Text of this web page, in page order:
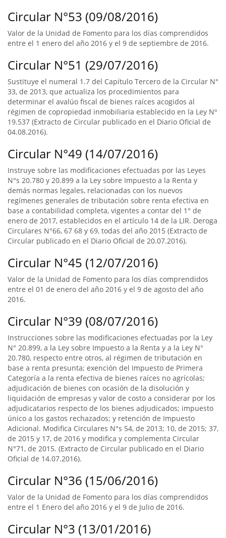
Circular N°53 (09/08/2016)
Valor de la Unidad de Fomento para los días comprendidos
entre el 1 enero del año 2016 y el 9 de septiembre de 2016.
Circular N°51 (29/07/2016)
Sustituye el numeral 1.7 del Capítulo Tercero de la Circular N°
33, de 2013, que actualiza los procedimientos para
determinar el avalúo fiscal de bienes raíces acogidos al
régimen de copropiedad inmobiliaria establecido en la Ley Nº
19.537 (Extracto de Circular publicado en el Diario Oficial de
04.08.2016).
Circular N°49 (14/07/2016)
Instruye sobre las modificaciones efectuadas por las Leyes
N°s 20.780 y 20.899 a la Ley sobre Impuesto a la Renta y
demás normas legales, relacionadas con los nuevos
regímenes generales de tributación sobre renta efectiva en
base a contabilidad completa, vigentes a contar del 1° de
enero de 2017, establecidos en el artículo 14 de la LIR. Deroga
Circulares N°66, 67 68 y 69, todas del año 2015 (Extracto de
Circular publicado en el Diario Oficial de 20.07.2016).
Circular N°45 (12/07/2016)
Valor de la Unidad de Fomento para los días comprendidos
entre el 01 de enero del año 2016 y el 9 de agosto del año
2016.
Circular N°39 (08/07/2016)
Instrucciones sobre las modificaciones efectuadas por la Ley
N° 20.899, a la Ley sobre Impuesto a la Renta y a la Ley N°
20.780, respecto entre otros, al régimen de tributación en
base a renta presunta; exención del Impuesto de Primera
Categoría a la renta efectiva de bienes raíces no agrícolas;
adjudicación de bienes con ocasión de la disolución y
liquidación de empresas y valor de costo a considerar por los
adjudicatarios respecto de los bienes adjudicados; impuesto
único a los gastos rechazados; y retención de Impuesto
Adicional. Modifica Circulares N°s 54, de 2013; 10, de 2015; 37,
de 2015 y 17, de 2016 y modifica y complementa Circular
N°71, de 2015. (Extracto de Circular publicado en el Diario
Oficial de 14.07.2016).
Circular N°36 (15/06/2016)
Valor de la Unidad de Fomento para los días comprendidos
entre el 1 Enero del año 2016 y el 9 de Julio de 2016.
Circular N°3 (13/01/2016)